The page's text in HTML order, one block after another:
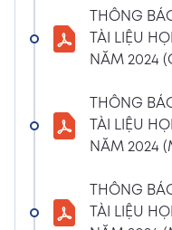
NGHỊ QUYẾT
GÓP VỐN
08/01/2024
4:38 PM
CHỨNG NHẬN
NHÁNH MÃ SỐ
THÔNG
TÀI LIỆU
NĂM 2024
THÔNG
TÀI LIỆU
NĂM 2024
THÔNG
TÀI LIỆU